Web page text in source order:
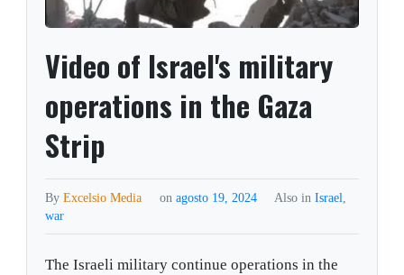
Video of Israel's military
operations in the Gaza
Strip
ByExcelsio Media on agosto 19, 2024 Also in Israel,
war
The Israeli military continue operations in the